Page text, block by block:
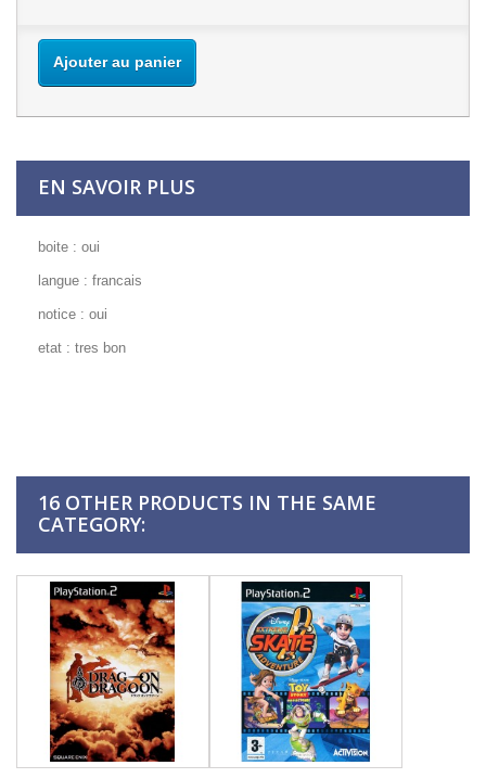
Ajouter au panier
EN SAVOIR PLUS
boite : oui
langue : francais
notice : oui
etat : tres bon
16 OTHER PRODUCTS IN THE SAME
CATEGORY: